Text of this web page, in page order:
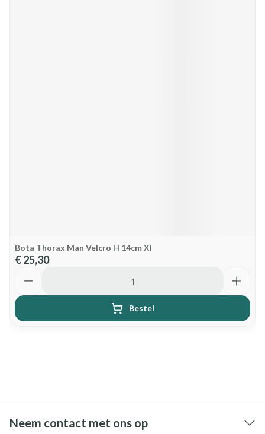
Bota Thorax Man Velcro H 14cm Xl
€ 25,30
Bestel
Neem contact met ons op